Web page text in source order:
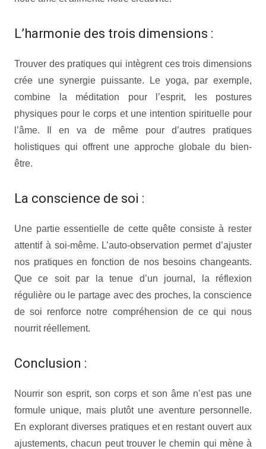
L’harmonie des trois dimensions :
Trouver des pratiques qui intègrent ces trois dimensions
crée une synergie puissante. Le yoga, par exemple,
combine la méditation pour l’esprit, les postures
physiques pour le corps et une intention spirituelle pour
l’âme. Il en va de même pour d’autres pratiques
holistiques qui offrent une approche globale du bien-
être.
La conscience de soi :
Une partie essentielle de cette quête consiste à rester
attentif à soi-même. L’auto-observation permet d’ajuster
nos pratiques en fonction de nos besoins changeants.
Que ce soit par la tenue d’un journal, la réflexion
régulière ou le partage avec des proches, la conscience
de soi renforce notre compréhension de ce qui nous
nourrit réellement.
Conclusion :
Nourrir son esprit, son corps et son âme n’est pas une
formule unique, mais plutôt une aventure personnelle.
En explorant diverses pratiques et en restant ouvert aux
ajustements, chacun peut trouver le chemin qui mène à